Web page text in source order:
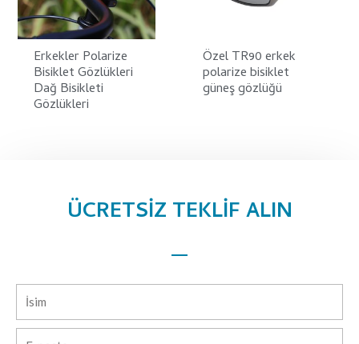
Erkekler Polarize
Bisiklet Gözlükleri
Dağ Bisikleti
Gözlükleri
Özel TR90 erkek
polarize bisiklet
güneş gözlüğü
ÜCRETSİZ TEKLİF ALIN
İsim